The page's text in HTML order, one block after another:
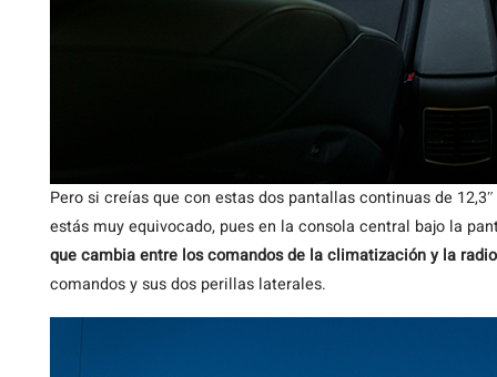
Pero si creías que con estas dos pantallas continuas de
estás muy equivocado, pues en la consola central bajo la
que cambia entre los comandos de la climatización y la radio
comandos y sus dos perillas laterales.